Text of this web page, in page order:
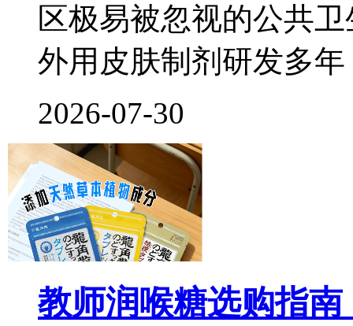
区极易被忽视的公共
外用皮肤制剂研发多年
2026-07-30
教师润喉糖选购指